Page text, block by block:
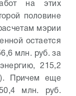
на этих
половине
мэрии
остается
млн. руб. за
215,2
Причем еще
млн. руб.